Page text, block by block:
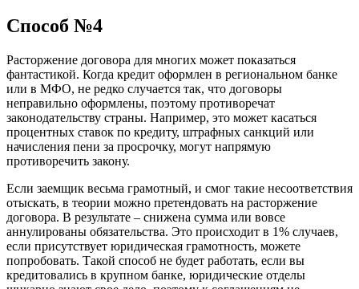
Способ №4
Расторжение договора для многих может показаться
фантастикой. Когда кредит оформлен в региональном банке
или в МФО, не редко случается так, что договоры
неправильно оформлены, поэтому противоречат
законодательству страны. Например, это может касаться
процентных ставок по кредиту, штрафных санкций или
начисления пени за просрочку, могут напрямую
противоречить закону.
Если заемщик весьма грамотный, и смог такие несоответствия
отыскать, в теории можно претендовать на расторжение
договора. В результате – снижена сумма или вовсе
аннулированы обязательства. Это происходит в 1% случаев,
если присутствует юридическая грамотность, можете
попробовать. Такой способ не будет работать, если вы
кредитовались в крупном банке, юридические отделы